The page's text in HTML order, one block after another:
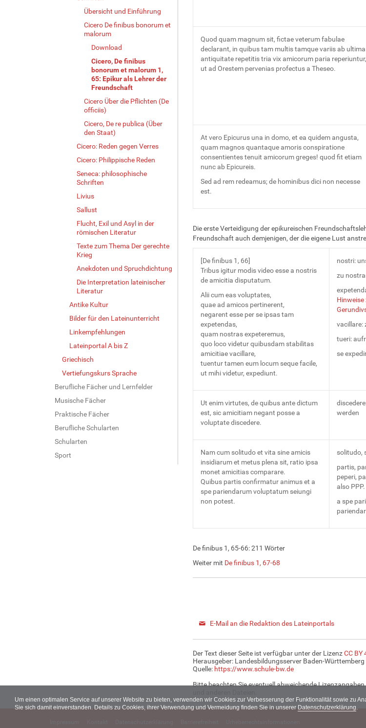
Um einen optimalen Service auf unserer Website zu bieten, verwenden wir Cookies zur Verbesserung der Funktionalität sowie zu
Sie sich damit einverstanden. Details zu Cookies, ihrer Verwendung und Vermeidung finden Sie in unserer Datenschutzerklärung.
Übersicht und Einführung
Cicero De finibus bonorum et
malorum
Download
Cicero, De finibus
bonorum et malorum 1,
65: Epikur als Lehrer der
Freundschaft
Cicero Über die Pflichten (De
officiis)
Cicero, De re publica (Über
den Staat)
Cicero: Reden gegen Verres
Cicero: Philippische Reden
Seneca: philosophische
Schriften
Livius
Sallust
Flucht, Exil und Asyl in der
römischen Literatur
Texte zum Thema Der gerechte
Krieg
Anekdoten und Spruchdichtung
Die Interpretation lateinischer
Literatur
Antike Kultur
Bilder für den Lateinunterricht
Linkempfehlungen
Lateinportal A bis Z
Griechisch
Vertiefungskurs Sprache
Berufliche Fächer und Lernfelder
Musische Fächer
Praktische Fächer
Berufliche Schularten
Schularten
Sport
Quod quam magnum sit, fictae veterum fabulae
declarant, in quibus tam multis tamque variis ab ultima
antiquitate repetitis tria vix amicorum paria reperiuntur,
ut ad Orestem pervenias profectus a Theseo.
At vero Epicurus una in domo, et ea quidem angusta,
quam magnos quantaque amoris conspiratione
consentientes tenuit amicorum greges! quod fit etiam
nunc ab Epicureis.
Sed ad rem redeamus; de hominibus dici non necesse
est.
Die erste Verteidigung der epikureischen
Freundschaft auch demjenigen, der die eigene Lust
[De finibus 1, 66]
Tribus igitur modis video esse a nostris
de amicitia disputatum.
Alii cum eas voluptates,
quae ad amicos pertinerent,
negarent esse per se ipsas tam
expetendas,
quam nostras expeteremus,
quo loco videtur quibusdam stabilitas
amicitiae vacillare,
tuentur tamen eum locum seque facile,
ut mihi videtur, expediunt.
nostri:
zu
Hinweise
vacillare:
tueri:
se
Ut enim virtutes, de quibus ante dictum
est, sic amicitiam negant posse a
voluptate discedere.
werden
Nam cum solitudo et vita sine amicis
insidiarum et metus plena sit, ratio ipsa
monet amicitias comparare.
Quibus partis confirmatur animus et a
spe pariendarum voluptatum seiungi
non potest.
solitudo,
partis,
peperi,
also
a spe
De finibus 1, 65-66: 211 Wörter
Weiter mit De finibus 1, 67-68
E-Mail an die Redaktion des Lateinportals
Der Text dieser Seite ist verfügbar unter der LizenzCC BY
Herausgeber: Landesbildungsserver Baden-Württemberg
Quelle: https://www.schule-bw.de
Bitte beachten Sie eventuell abweichende